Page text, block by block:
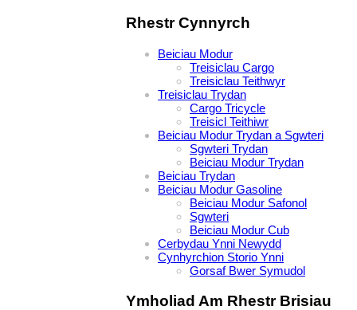
Rhestr Cynnyrch
Beiciau Modur
Treisiclau Cargo
Treisiclau Teithwyr
Treisiclau Trydan
Cargo Tricycle
Treisicl Teithiwr
Beiciau Modur Trydan a Sgwteri
Sgwteri Trydan
Beiciau Modur Trydan
Beiciau Trydan
Beiciau Modur Gasoline
Beiciau Modur Safonol
Sgwteri
Beiciau Modur Cub
Cerbydau Ynni Newydd
Cynhyrchion Storio Ynni
Gorsaf Bwer Symudol
Ymholiad Am Rhestr Brisiau